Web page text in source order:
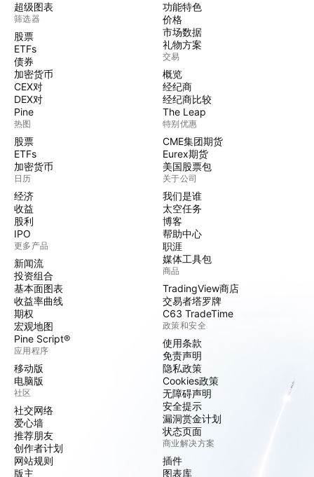
超级图表
筛选器
股票
ETFs
债券
加密货币
CEX对
DEX对
Pine
热图
股票
ETFs
加密货币
日历
经济
收益
股利
IPO
更多产品
新闻流
投资组合
基本面图表
收益率曲线
期权
宏观地图
Pine Script®
应用程序
移动版
电脑版
社区
社交网络
爱心墙
推荐朋友
创作者计划
网站规则
版主
功能特色
价格
市场数据
礼物方案
交易
概览
经纪商
经纪商比较
The Leap
特别优惠
CME集团期货
Eurex期货
美国股票包
关于公司
我们是谁
太空任务
博客
帮助中心
职涯
媒体工具包
商品
TradingView商店
交易者塔罗牌
C63 TradeTime
政策和安全
使用条款
免责声明
隐私政策
Cookies政策
无障碍声明
安全提示
漏洞赏金计划
状态页面
商业解决方案
插件
图表库